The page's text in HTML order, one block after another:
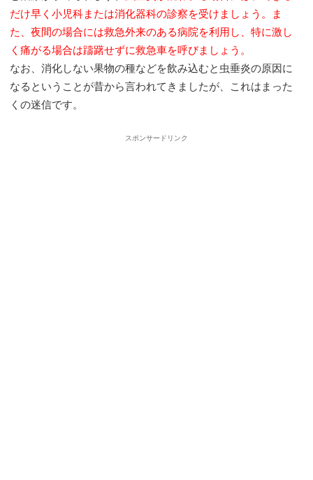
だけ早く小児科または消化器科の診察を受けましょう。ま
た、夜間の場合には救急外来のある病院を利用し、特に激し
く痛がる場合は躊躇せずに救急車を呼びましょう。
なお、消化しない果物の種などを飲み込むと虫垂炎の原因に
なるということが昔から言われてきましたが、これはまった
くの迷信です。
スポンサードリンク